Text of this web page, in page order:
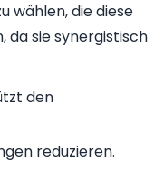
wählen, die diese
da sie synergistisch
den
reduzieren.